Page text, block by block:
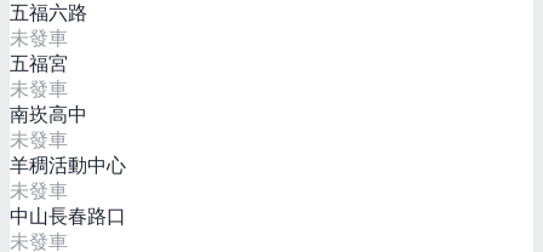
五福六路
未發車
五福宮
未發車
南崁高中
未發車
羊稠活動中心
未發車
中山長春路口
未發車